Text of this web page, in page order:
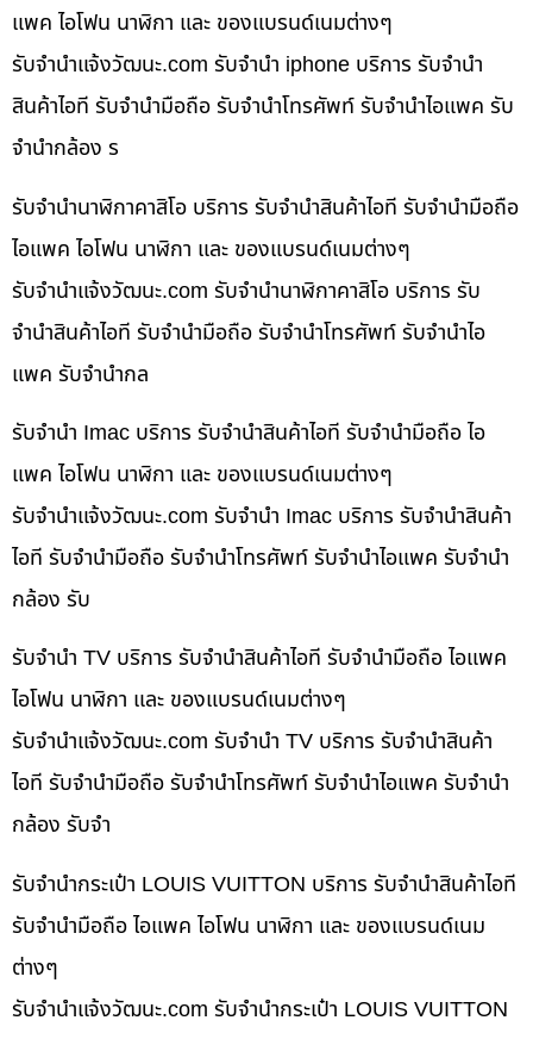
แพค ไอโฟน นาฬิกา และ ของแบรนด์เนมต่างๆ
รับจํานําแจ้งวัฒนะ.com รับจำนำ iphone บริการ รับจำนำ
สินค้าไอที รับจำนำมือถือ รับจำนำโทรศัพท์ รับจำนำไอแพค รับ
จำนำกล้อง ร
รับจำนำนาฬิกาคาสิโอ บริการ รับจำนำสินค้าไอที รับจำนำมือถือ
ไอแพค ไอโฟน นาฬิกา และ ของแบรนด์เนมต่างๆ
รับจํานําแจ้งวัฒนะ.com รับจำนำนาฬิกาคาสิโอ บริการ รับ
จำนำสินค้าไอที รับจำนำมือถือ รับจำนำโทรศัพท์ รับจำนำไอ
แพค รับจำนำกล
รับจำนำ Imac บริการ รับจำนำสินค้าไอที รับจำนำมือถือ ไอ
แพค ไอโฟน นาฬิกา และ ของแบรนด์เนมต่างๆ
รับจํานําแจ้งวัฒนะ.com รับจำนำ Imac บริการ รับจำนำสินค้า
ไอที รับจำนำมือถือ รับจำนำโทรศัพท์ รับจำนำไอแพค รับจำนำ
กล้อง รับ
รับจำนำ TV บริการ รับจำนำสินค้าไอที รับจำนำมือถือ ไอแพค
ไอโฟน นาฬิกา และ ของแบรนด์เนมต่างๆ
รับจํานําแจ้งวัฒนะ.com รับจำนำ TV บริการ รับจำนำสินค้า
ไอที รับจำนำมือถือ รับจำนำโทรศัพท์ รับจำนำไอแพค รับจำนำ
กล้อง รับจำ
รับจำนำกระเป๋า LOUIS VUITTON บริการ รับจำนำสินค้าไอที
รับจำนำมือถือ ไอแพค ไอโฟน นาฬิกา และ ของแบรนด์เนม
ต่างๆ
รับจํานําแจ้งวัฒนะ.com รับจำนำกระเป๋า LOUIS VUITTON